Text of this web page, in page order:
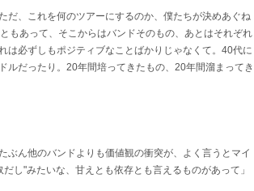
だ、これを何のツアーにするのか、僕たちが決めあぐね
もあって、そこからはバンドそのもの、あとはそれぞれ
は必ずしもポジティブなことばかりじゃなくて。40代に
ルだったり。20年間培ってきたもの、20年間溜まってき
ん他のバンドよりも価値観の衝突が、よく言うとマイ
し"みたいな、甘えとも依存とも言えるものがあって」